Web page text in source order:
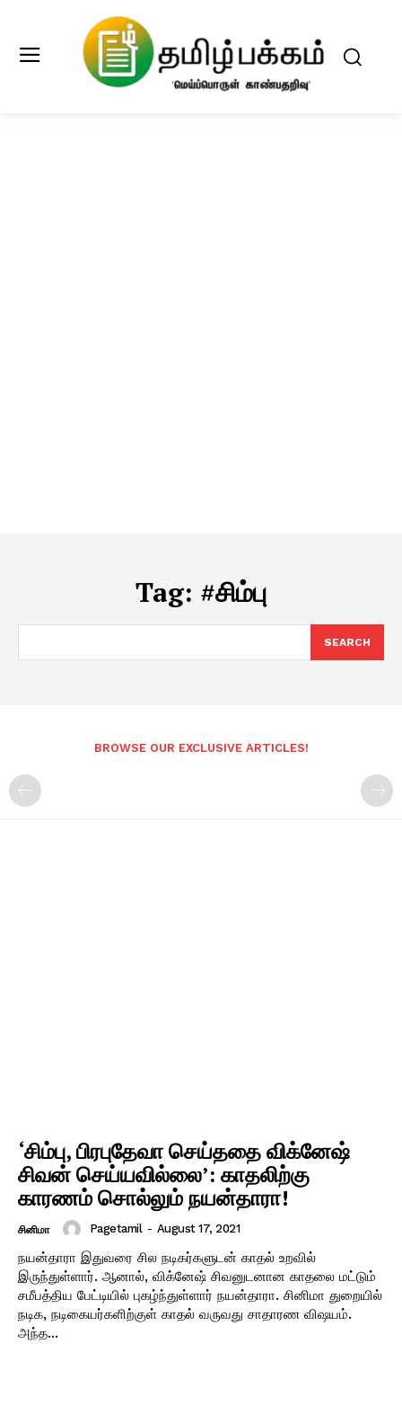
Tag: #சிம்பு
SEARCH
BROWSE OUR EXCLUSIVE ARTICLES!
‘சிம்பு, பிரபுதேவா செய்ததை விக்னேஷ்
சிவன் செய்யவில்லை’: காதலிற்கு
காரணம் சொல்லும் நயன்தாரா!
சினிமா Pagetamil - August 17, 2021
நயன்தாரா இதுவரை சில நடிகர்களுடன் காதல் உறவில்
இருந்துள்ளார். ஆனால், விக்னேஷ் சிவனுடனான காதலை மட்டும்
சமீபத்திய பேட்டியில் புகழ்ந்துள்ளார் நயன்தாரா. சினிமா துறையில்
நடிக, நடிகையர்களிற்குள் காதல் வருவது சாதாரண விஷயம்.
அந்த...